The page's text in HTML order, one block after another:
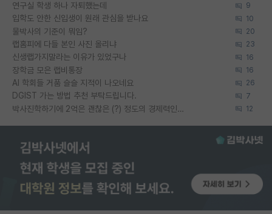
연구실 학생 하나 자퇴했는데 9
입학도 안한 신입생이 원래 관심을 받나요 10
물박사의 기준이 뭐임? 20
랩홈피에 다들 본인 사진 올리냐 23
신생랩가지말라는 이유가 있었구나 16
장학금 모은 랩비통장 16
AI 학회들 거품 슬슬 지적이 나오네요 26
DGIST 가는 방법 추천 부탁드립니다. 7
박사진학하기에 2억은 괜찮은 (?) 정도의 경제력인가요 12